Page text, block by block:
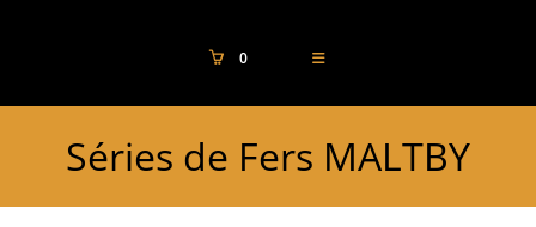
0
Séries de Fers MALTBY